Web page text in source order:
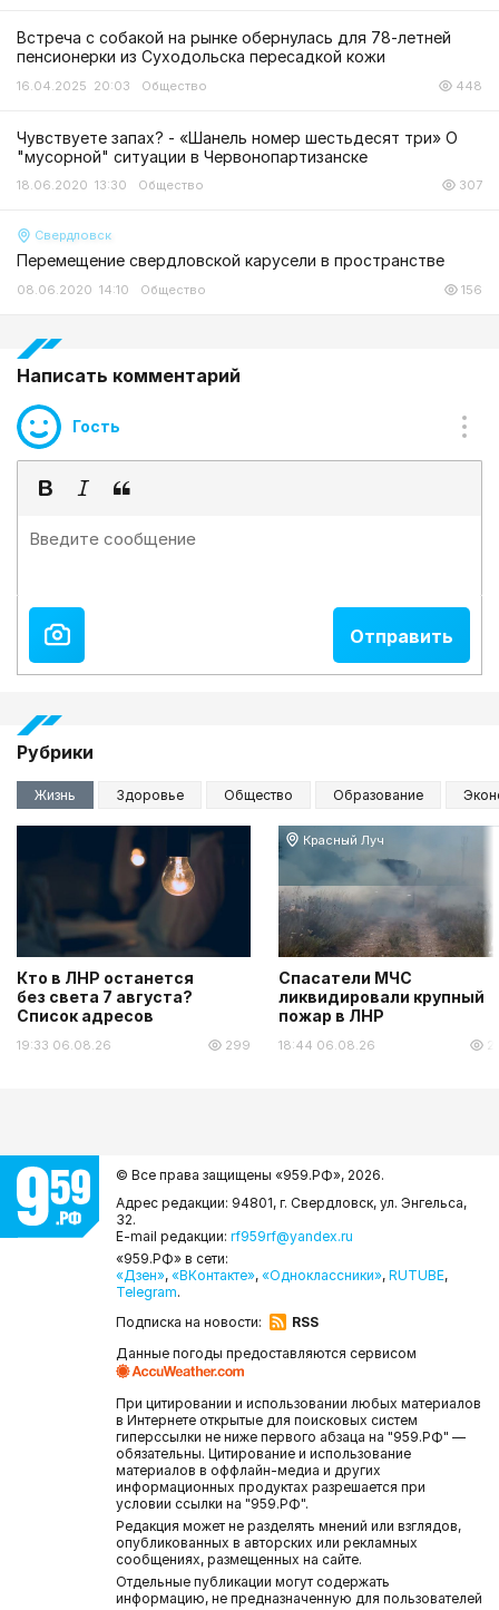
Встреча с собакой на рынке обернулась для 78-летней
пенсионерки из Суходольска пересадкой кожи
16.04.2025 20:03 Общество 448
Чувствуете запах? - «Шанель номер шестьдесят три» О
"мусорной" ситуации в Червонопартизанске
18.06.2020 13:30 Общество 307
Свердловск
Перемещение свердловской карусели в пространстве
08.06.2020 14:10 Общество 156
Написать комментарий
Гость
Рубрики
Жизнь Здоровье Общество Образование
Кто в ЛНР останется
без света 7 августа?
Список адресов
19:33 06.08.26 299
Красный Луч
Спасатели МЧС
ликвидировали крупный
пожар в ЛНР
18:44 06.08.26
© Все права защищены «959.РФ», 2026.
Адрес редакции: 94801, г. Свердловск, ул. Энгельса,
32.
E-mail редакции: rf959rf@yandex.ru
«959.РФ» в сети:
«Дзен», «ВКонтакте», «Одноклассники», RUTUBE,
Telegram.
Подписка на новости:
RSS
Данные погоды предоставляются сервисом
При цитировании и использовании любых материалов
в Интернете открытые для поисковых систем
гиперссылки не ниже первого абзаца на "959.РФ" —
обязательны. Цитирование и использование
материалов в оффлайн-медиа и других
информационных продуктах разрешается при
условии ссылки на "959.РФ".
Редакция может не разделять мнений или взглядов,
опубликованных в авторских или рекламных
сообщениях, размещенных на сайте.
Отдельные публикации могут содержать
информацию, не предназначенную для пользователей